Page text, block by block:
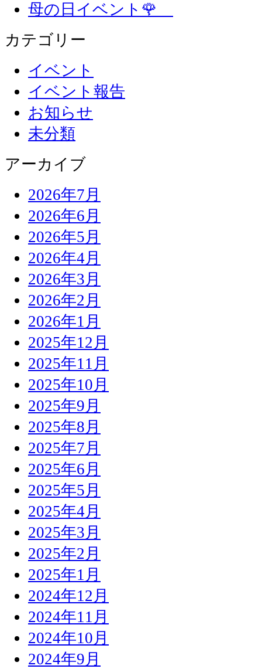
母の日イベント🌹
カテゴリー
イベント
イベント報告
お知らせ
未分類
アーカイブ
2026年7月
2026年6月
2026年5月
2026年4月
2026年3月
2026年2月
2026年1月
2025年12月
2025年11月
2025年10月
2025年9月
2025年8月
2025年7月
2025年6月
2025年5月
2025年4月
2025年3月
2025年2月
2025年1月
2024年12月
2024年11月
2024年10月
2024年9月